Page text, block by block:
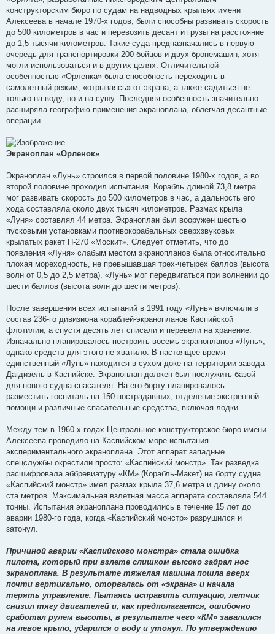
конструкторским бюро по судам на надводных крыльях имени
Алексеева в начале 1970-х годов, были способны развивать скорость
до 500 километров в час и перевозить десант и грузы на расстояние
до 1,5 тысячи километров. Такие суда предназначались в первую
очередь для транспортировки 200 бойцов и двух бронемашин, хотя
могли использоваться и в других целях. Отличительной
особенностью «Орленка» была способность переходить в
самолетный режим, «отрываясь» от экрана, а также садиться не
только на воду, но и на сушу. Последняя особенность значительно
расширяла географию применения экраноплана, облегчая десантные
операции.
Экраноплан «Орленок»
Экраноплан «Лунь» строился в первой половине 1980-х годов, а во
второй половине проходил испытания. Корабль длиной 73,8 метра
мог развивать скорость до 500 километров в час, а дальность его
хода составляла около двух тысяч километров. Размах крыла
«Луня» составлял 44 метра. Экраноплан был вооружен шестью
пусковыми установками противокорабельных сверхзвуковых
крылатых ракет П-270 «Москит». Следует отметить, что до
появления «Луня» слабым местом экранопланов была относительно
плохая мореходность, не превышавшая трех-четырех баллов (высота
волн от 0,5 до 2,5 метра). «Лунь» мог передвигаться при волнении до
шести баллов (высота волн до шести метров).
После завершения всех испытаний в 1991 году «Лунь» включили в
состав 236-го дивизиона кораблей-экранопланов Каспийской
флотилии, а спустя десять лет списали и перевели на хранение.
Изначально планировалось построить восемь экранопланов «Лунь»,
однако средств для этого не хватило. В настоящее время
единственный «Лунь» находится в сухом доке на территории завода
Дагдизель в Каспийске. Экраноплан должен был послужить базой
для нового судна-спасателя. На его борту планировалось
разместить госпиталь на 150 пострадавших, отделение экстренной
помощи и различные спасательные средства, включая лодки.
Между тем в 1960-х годах Центральное конструкторское бюро имени
Алексеева проводило на Каспийском море испытания
экспериментального экраноплана. Этот аппарат западные
спецслужбы окрестили просто: «Каспийский монстр». Так разведка
расшифровала аббревиатуру «КМ» (Корабль-Макет) на борту судна.
«Каспийский монстр» имел размах крыла 37,6 метра и длину около
ста метров. Максимальная взлетная масса аппарата составляла 544
тонны. Испытания экраноплана проводились в течение 15 лет до
аварии 1980-го года, когда «Каспийский монстр» разрушился и
затонул.
Причиной аварии «Каспийского монстра» стала ошибка
пилота, который при взлете слишком высоко задрал нос
экраноплана. В результате тяжелая машина пошла вверх
почти вертикально, оторвалась от «экрана» и начала
терять управление. Пытаясь исправить ситуацию, летчик
снизил тягу двигателей и, как предполагается, ошибочно
сработал рулем высоты, в результате чего «КМ» завалился
на левое крыло, ударился о воду и утонул. По утверждению